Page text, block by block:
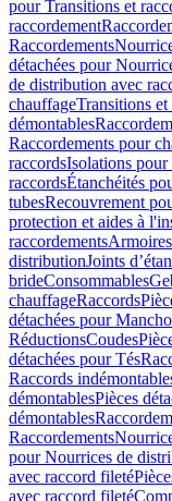
pour Transitions et
raccordement
Raccordements
détachées pour
de distribution avec
chauffageTransitions
démontables
Raccordements pour
raccordsIsolations pour
raccordsÉtanchéités
tubesRecouvrement
protection et aides à
raccordements
distributionJoints
brideConsommables
chauffageRaccords
détachées pour
RéductionsCoudes
détachées pour Tés
Raccords
démontablesPièces
démontables
Raccordements
pour Nourrices de
avec raccord fileté
avec raccord fileté